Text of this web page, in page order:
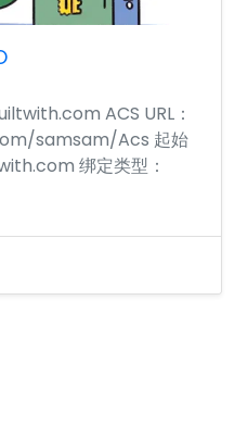
ACS URL：
samsam/Acs 起始
绑定类型：